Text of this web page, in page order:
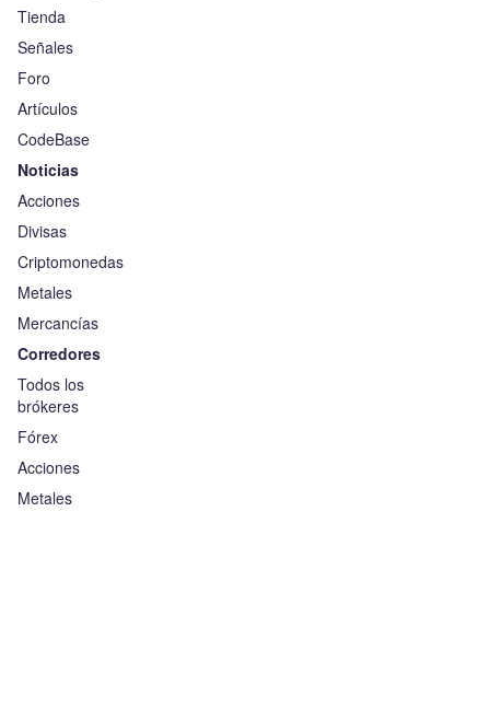
Tienda
Señales
Foro
Artículos
CodeBase
Noticias
Acciones
Divisas
Criptomonedas
Metales
Mercancías
Corredores
Todos los
brókeres
Fórex
Acciones
Metales